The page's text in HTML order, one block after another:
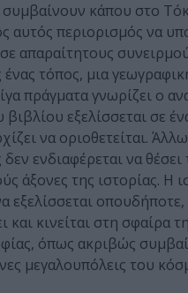
συμβαίνουν κάπου στο
αυτός περιορισμός να
απαραίτητους
ένας τόπος, μια
πράγματα γνωρίζει ο
βιβλίου εξελίσσεται σε
να οριοθετείται.
ενδιαφέρεται να θέσει
άξονες της ιστορίας. Η
εξελίσσεται
και κινείται στη σφαίρα
όπως ακριβώς
μεγαλουπόλεις του